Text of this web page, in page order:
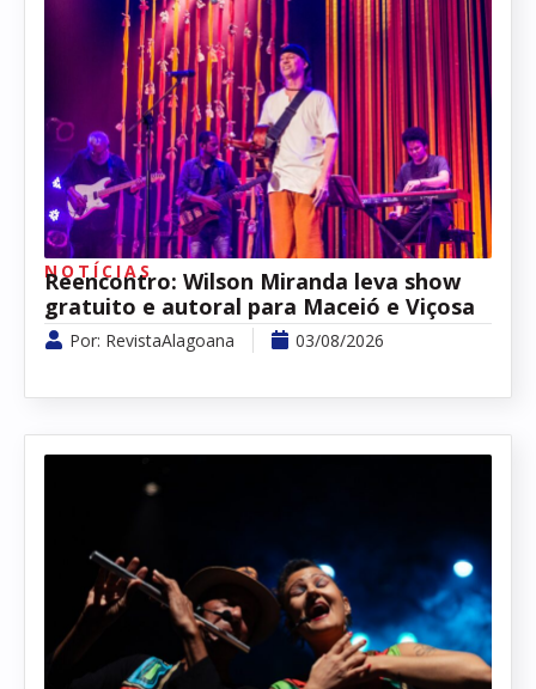
NOTÍCIAS
Reencontro: Wilson Miranda leva show
gratuito e autoral para Maceió e Viçosa
Por: RevistaAlagoana 03/08/2026